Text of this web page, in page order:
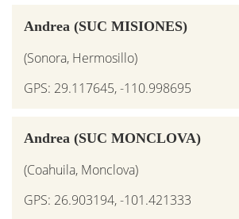
Andrea (SUC MISIONES)
(Sonora, Hermosillo)
GPS: 29.117645, -110.998695
Andrea (SUC MONCLOVA)
(Coahuila, Monclova)
GPS: 26.903194, -101.421333